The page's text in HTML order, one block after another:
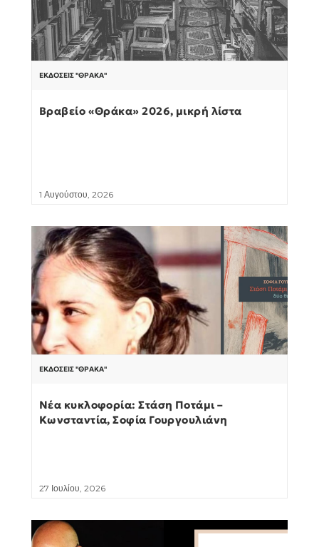
ΕΚΔΌΣΕΙΣ "ΘΡΆΚΑ"
Βραβείο «Θράκα» 2026, μικρή λίστα
1 Αυγούστου, 2026
ΕΚΔΌΣΕΙΣ "ΘΡΆΚΑ"
Νέα κυκλοφορία: Στάση Ποτάμι –
Κωνσταντία, Σοφία Γουργουλιάνη
27 Ιουλίου, 2026